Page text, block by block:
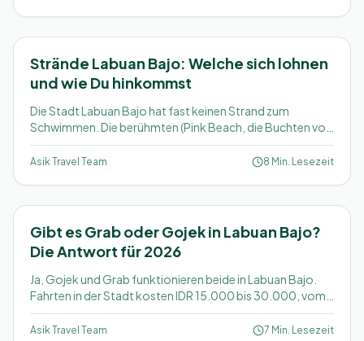
Strände Labuan Bajo: Welche sich lohnen
und wie Du hinkommst
Die Stadt Labuan Bajo hat fast keinen Strand zum
Schwimmen. Die berühmten (Pink Beach, die Buchten von
Padar, Taka Makassar, die Inselstrände) erreichst Du per
Boot im Nationalpark. Hier steht, welche Deinen Tag wert
Asik Travel Team 8 Min. Lesezeit
Gibt es Grab oder Gojek in Labuan Bajo?
Die Antwort für 2026
Ja, Gojek und Grab funktionieren beide in Labuan Bajo.
Fahrten in der Stadt kosten IDR 15.000 bis 30.000, vom
Flughafen zahlst Du IDR 30.000 bis 50.000. Hier steht,
welche App Du installieren solltest, wie Du bezahlst und
Asik Travel Team 7 Min. Lesezeit